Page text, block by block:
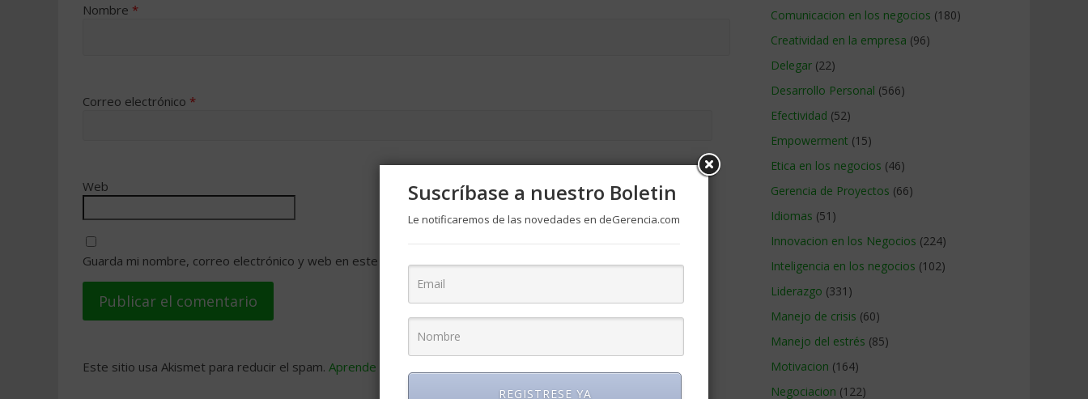
Nombre *
Correo electrónico *
Web
Guarda mi nombre, correo electrónico y web en este navegador para la próxima vez que comente.
Este sitio usa Akismet para reducir el spam. Aprende cómo se procesan los datos de tus comentarios
Comunicacion en los negocios (180)
Creatividad en la empresa (96)
Delegar (22)
Desarrollo Personal (566)
Efectividad (52)
Empowerment (15)
Etica en los negocios (46)
Gerencia de Proyectos (66)
Idiomas (51)
Innovacion en los Negocios (224)
Inteligencia en los negocios (102)
Liderazgo (331)
Manejo de crisis (60)
Manejo del estrés (85)
Motivacion (164)
Negociacion (122)
Suscríbase a nuestro Boletin
Le notificaremos de las novedades en deGerencia.com
REGISTRESE YA